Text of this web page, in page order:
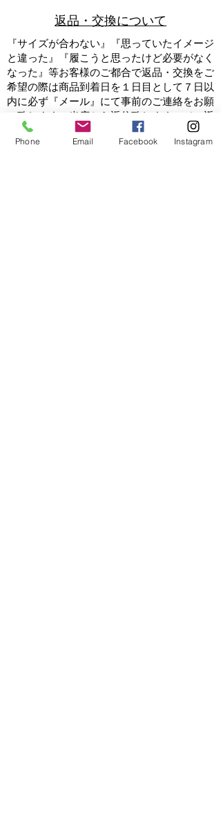
返品・交換について
『サイズが合わない』『思っていたイメージ
と違った』『履こうと思ったけど必要がなく
なった』等お客様のご都合で返品・交換をご
希望の際は商品到着日を１日目として７日以
内に必ず『 メール 』にて事前のご連絡をお願
い致します。当店から返信致しますので、返
信日翌日より７日以内に当店へ到着する様、
ご返送ください。事前のご連絡なしに商品を
Phone Email Facebook Instagram